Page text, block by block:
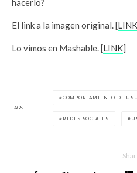
El link a la imagen original. [LINK
Lo vimos en Mashable. [LINK]
TAGS
COMPORTAMIENTO DE
REDES SOCIALES